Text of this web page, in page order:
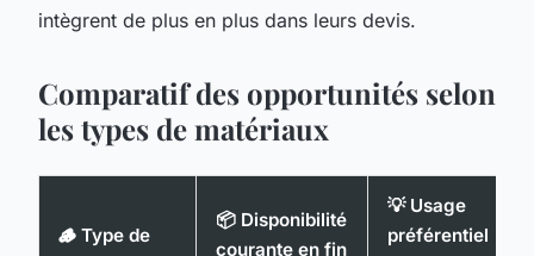
intègrent de plus en plus dans leurs devis.
Comparatif des opportunités selon
les types de matériaux
🪵 Type de
📦 Disponibilité
courante en fin
💡 Usage
préférentiel